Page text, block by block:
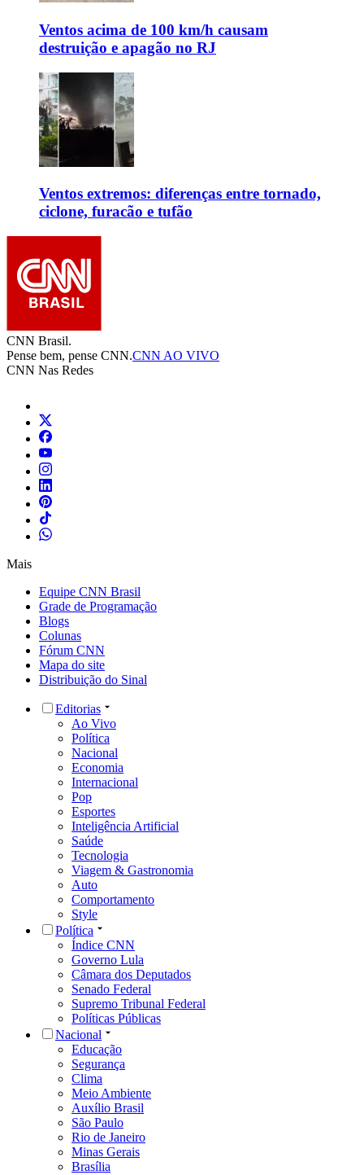
Ventos acima de 100 km/h causam
destruição e apagão no RJ
Ventos extremos: diferenças entre tornado,
ciclone, furacão e tufão
CNN Brasil.
Pense bem, pense CNN.CNN AO VIVO
CNN Nas Redes
Mais
Equipe CNN Brasil
Grade de Programação
Blogs
Colunas
Fórum CNN
Mapa do site
Distribuição do Sinal
Editorias
Ao Vivo
Política
Nacional
Economia
Internacional
Pop
Esportes
Inteligência Artificial
Saúde
Tecnologia
Viagem & Gastronomia
Auto
Comportamento
Style
Política
Índice CNN
Governo Lula
Câmara dos Deputados
Senado Federal
Supremo Tribunal Federal
Políticas Públicas
Nacional
Educação
Segurança
Clima
Meio Ambiente
Auxílio Brasil
São Paulo
Rio de Janeiro
Minas Gerais
Brasília